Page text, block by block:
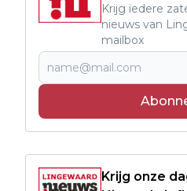
Krijg iedere
nieuws van
mailbox
Krijg onze